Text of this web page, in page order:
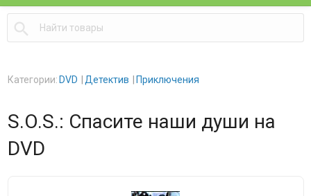

Категории: DVD Детектив Приключения
S.O.S.: Спасите наши души на
DVD